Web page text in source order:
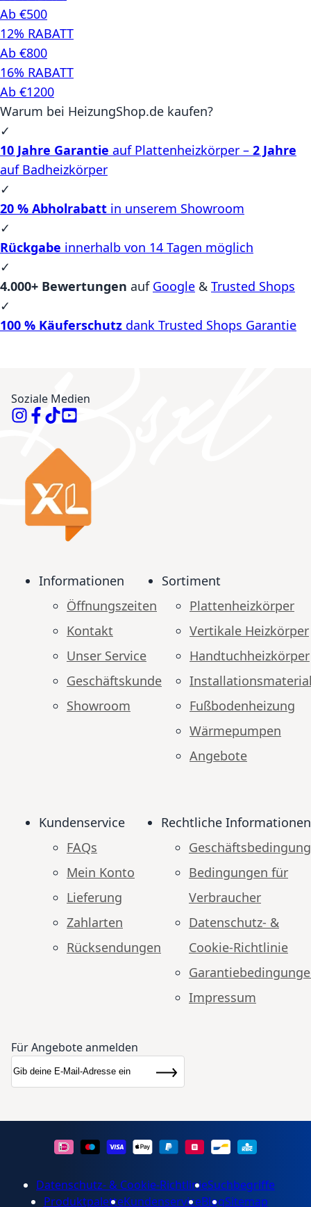
Ab €500
12% RABATT
Ab €800
16% RABATT
Ab €1200
Warum bei HeizungShop.de kaufen?
✓
10 Jahre Garantie auf Plattenheizkörper – 2 Jahre
auf Badheizkörper
✓
20 % Abholrabatt in unserem Showroom
✓
Rückgabe innerhalb von 14 Tagen möglich
✓
4.000+ Bewertungen auf Google & Trusted Shops
✓
100 % Käuferschutz dank Trusted Shops Garantie
Soziale Medien
Informationen
Öffnungszeiten
Kontakt
Unser Service
Geschäftskunde
Showroom
Sortiment
Plattenheizkörper
Vertikale Heizkörper
Handtuchheizkörper
Fußbodenheizung
Wärmepumpen
Angebote
Kundenservice
FAQs
Mein Konto
Lieferung
Zahlarten
Rücksendungen
Rechtliche Informationen
Bedingungen für
Verbraucher
Datenschutz- &
Cookie-Richtlinie
Impressum
Für Angebote anmelden
Newsletter
Abonnieren
Datenschutz- & Cookie-RichtlinieSuchbegriffe
ProduktpaletteKundenserviceBlogSitemap